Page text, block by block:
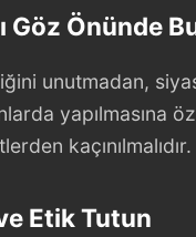
Göz Önünde
unutmadan,
yapılmasına
kaçınılmalıdır.
Etik Tutun